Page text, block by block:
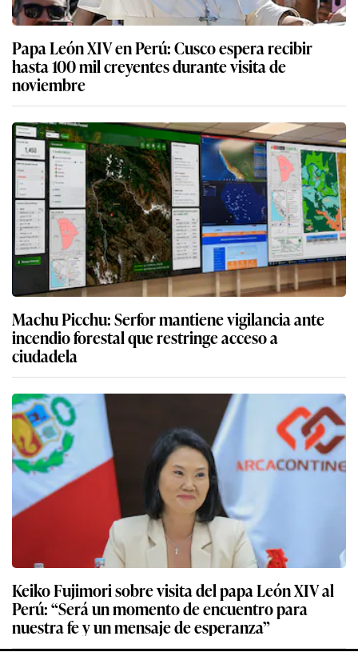
Papa León XIV en Perú: Cusco espera recibir
hasta 100 mil creyentes durante visita de
noviembre
Machu Picchu: Serfor mantiene vigilancia ante
incendio forestal que restringe acceso a
ciudadela
Keiko Fujimori sobre visita del papa León XIV al
Perú: “Será un momento de encuentro para
nuestra fe y un mensaje de esperanza”